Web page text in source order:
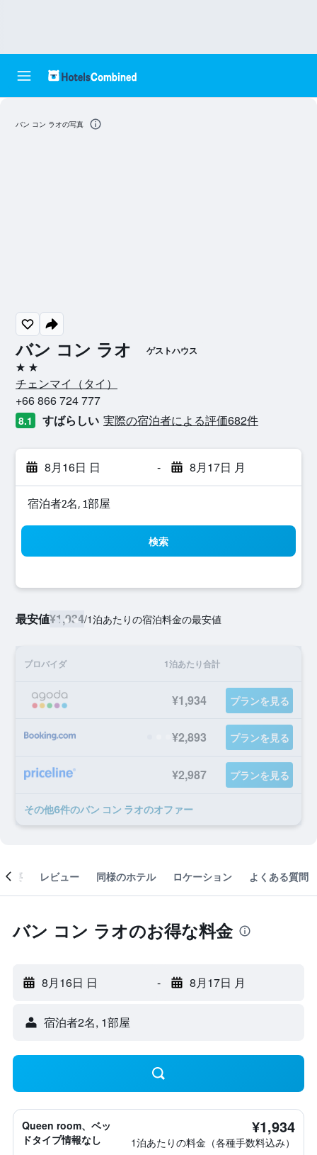
バン コン ラオ ゲストハウス
2つ星
チェンマイ​（タイ​）​
+66 866 724 777
8.1 すばらしい 実際の宿泊者による評価682​件
8月16日 日 - 8月17日 月
宿泊者2名, 1​部屋
検索
最安値¥1,934/1泊あたりの宿泊料金の最安値
プロバイダ 1泊あたり合計
¥1,934 プランを見る
¥2,893 プランを見る
¥2,987 プランを見る
​その他6​件のバン コン ラオのオファー
バン コン ラオの写真
概要 レビュー 同様のホテル ロケーション よくある質問
バン コン ラオのお得な料金
8月16日 日 - 8月17日 月
宿泊者2名, 1​部屋
Queen room、ベッ
ドタイプ情報なし
¥1,934
1泊あたりの料金（各種手数料込み）